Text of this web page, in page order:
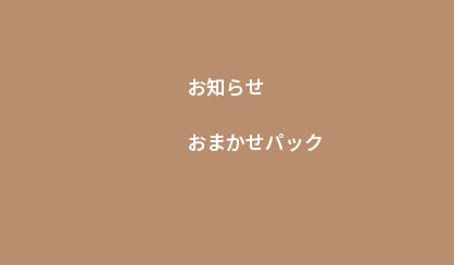
お知らせ
おまかせパック